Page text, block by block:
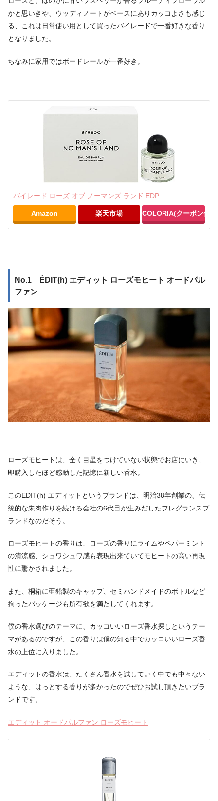
かと思いきや、ウッディノートがベースにありカッコよさも感じ
る、これは日常使い用として買ったバイレードで一番好きな香り
となりました。
ちなみに家用ではボードレールが一番好き。
バイレード ローズ オブ ノーマンズ ランド EDP
Amazon 楽天市場 COLORIA(クーポン付
No.1 ÉDIT(h) エディット ローズモヒート オードパル
ファン
ローズモヒートは、全く目星をつけていない状態でお店にいき、
即購入したほど感動した記憶に新しい香水。
このÉDIT(h) エディットというブランドは、明治38年創業の、伝
統的な朱肉作りを続ける会社の6代目が生みだしたフレグランスブ
ランドなのだそう。
ローズモヒートの香りは、ローズの香りにライムやペパーミント
の清涼感、シュワシュワ感も表現出来ていてモヒートの高い再現
性に驚かされました。
また、桐箱に亜鉛製のキャップ、セミハンドメイドのボトルなど
拘ったパッケージも所有欲を満たしてくれます。
僕の香水選びのテーマに、カッコいいローズ香水探しというテー
マがあるのですが、この香りは僕の知る中でカッコいいローズ香
水の上位に入りました。
エディットの香水は、たくさん香水を試していく中でも中々ない
ような、はっとする香りが多かったのでぜひお試し頂きたいブラ
ンドです。
エディット オードパルファン ローズモヒート